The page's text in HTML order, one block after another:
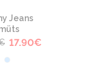
Jeans
17.90€